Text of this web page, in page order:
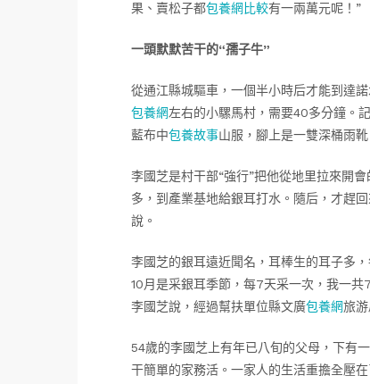
果、賣松子都包養網比較有一兩萬元呢！”
一頭默默苦干的“孺子牛”
從通江縣城驅車，一個半小時后才能到達
包養網左右的小騾馬村，需要40多分鐘。
藍布中包養故事山服，腳上是一雙深桶雨
李國芝是村干部“強行”把他從地里拉來開
多，到產業基地給銀耳打水。隨后，才趕
說。
李國芝的銀耳遠近聞名，耳棒生的耳子多
10月是采銀耳季節，每7天采一次，我一
李國芝說，經過幫扶單位縣文廣包養網旅
54歲的李國芝上有年已八旬的父母，下有
干簡單的家務活。一家人的生活重擔全壓